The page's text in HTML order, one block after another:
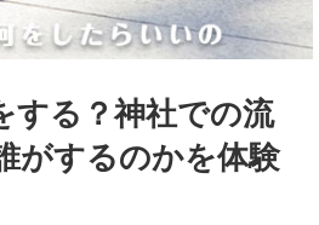
する？神社での流
がするのかを体験